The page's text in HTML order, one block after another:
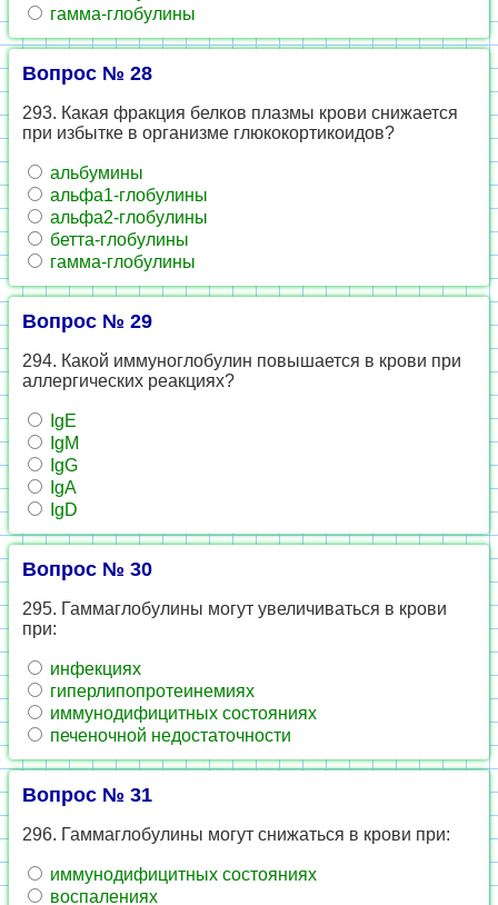
гамма-глобулины
Вопрос № 28
293. Какая фракция белков плазмы крови снижается
при избытке в организме глюкокортикоидов?
альбумины
альфа1-глобулины
альфа2-глобулины
бетта-глобулины
гамма-глобулины
Вопрос № 29
294. Какой иммуноглобулин повышается в крови при
аллергических реакциях?
IgE
IgM
IgG
IgA
IgD
Вопрос № 30
295. Гаммаглобулины могут увеличиваться в крови
при:
инфекциях
гиперлипопротеинемиях
иммунодифицитных состояниях
печеночной недостаточности
Вопрос № 31
296. Гаммаглобулины могут снижаться в крови при:
иммунодифицитных состояниях
воспалениях